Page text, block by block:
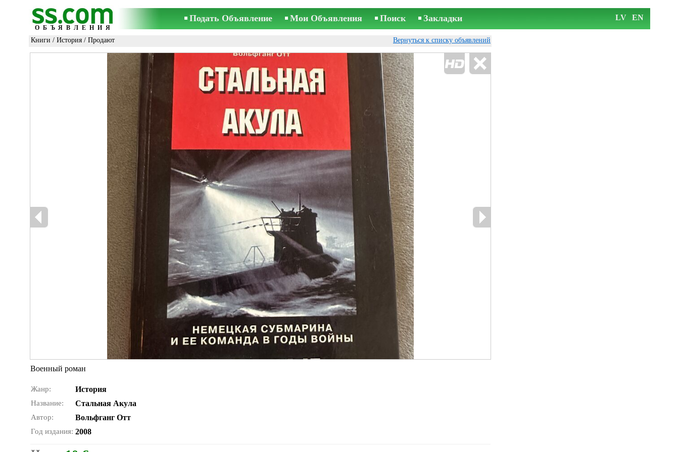
ОБЪЯВЛЕНИЯ
Подать Объявление Мои Объявления Поиск Закладки LV EN
Книги / История / Продают Вернуться к списку объявлений
Военный роман
Жанр: История
Название: Стальная Акула
Автор: Вольфганг Отт
Год издания: 2008